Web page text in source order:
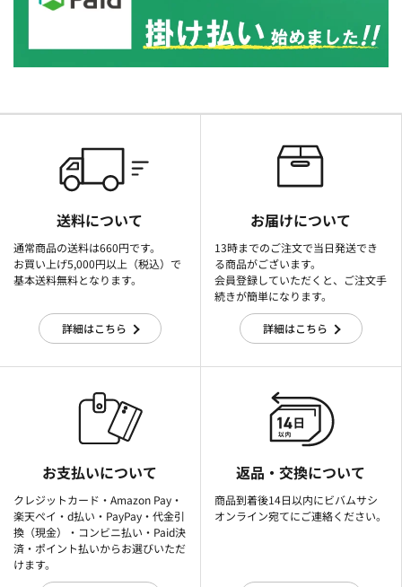
送料について
通常商品の送料は660円です。
お買い上げ5,000円以上（税込）で
基本送料無料となります。
詳細はこちら
お届けについて
13時までのご注文で当日発送でき
る商品がございます。
会員登録していただくと、ご注文手
続きが簡単になります。
詳細はこちら
お支払いについて
クレジットカード・Amazon Pay・
楽天ぺイ・d払い・PayPay・代金引
換（現金）・コンビニ払い・Paid決
済・ポイント払いからお選びいただ
けます。
返品・交換について
商品到着後14日以内にビバムサシ
オンライン宛てにご連絡ください。